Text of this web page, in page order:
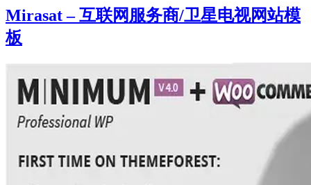
Mirasat – 互联网服务商/卫星电视网站模
板